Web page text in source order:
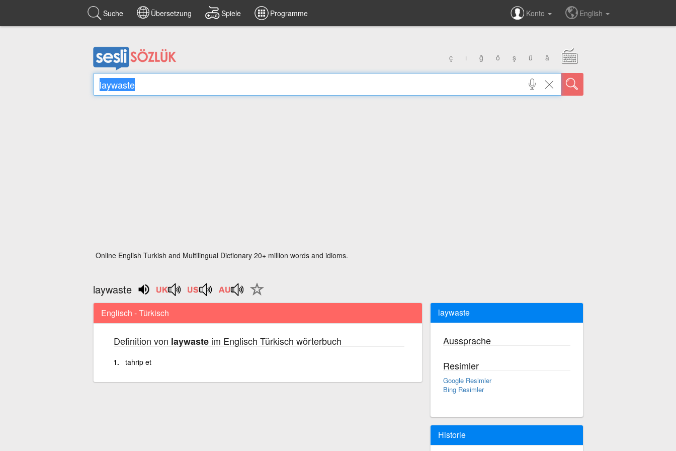
Suche Übersetzung Spiele Programme Konto English
ç ı ğ ö ş ü â
Online English Turkish and Multilingual Dictionary 20+ million words and idioms.
laywaste
Englisch - Türkisch
Definition von laywasteim Englisch Türkisch wörterbuch
tahrip et
laywaste
Aussprache
Resimler
Google Resimler
Bing Resimler
Historie